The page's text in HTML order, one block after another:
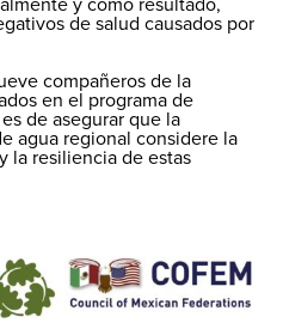
y como resultado,
de salud causados por
compañeros de la
en el programa de
de asegurar que la
agua regional considere la
la resiliencia de estas